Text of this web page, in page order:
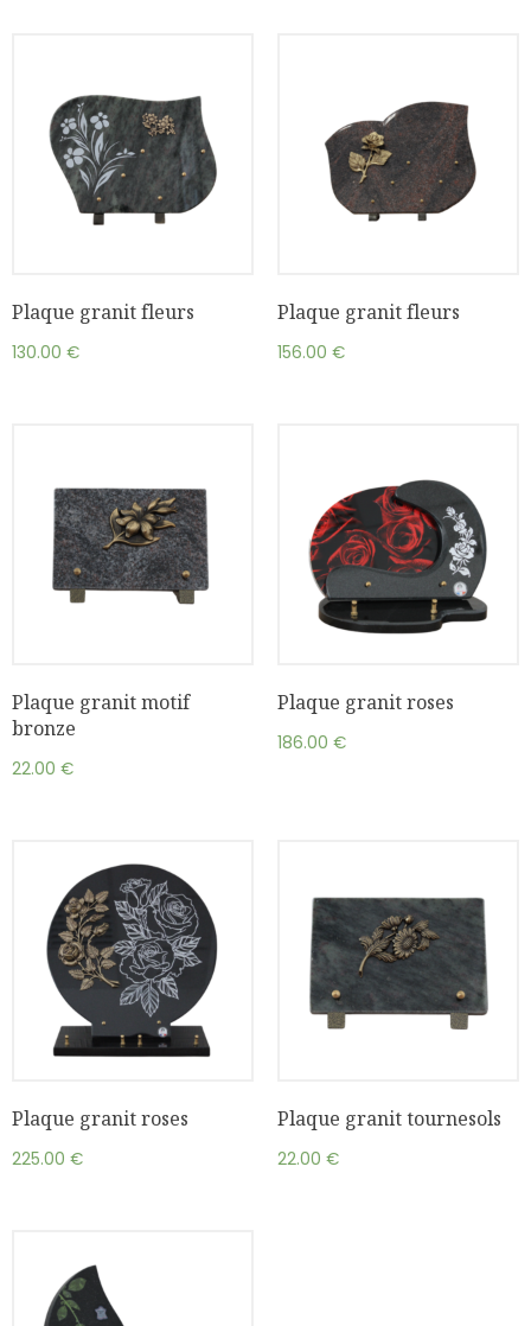
Plaque granit fleurs
130.00 €
Plaque granit fleurs
156.00 €
Plaque granit motif
bronze
22.00 €
Plaque granit roses
186.00 €
Plaque granit roses
225.00 €
Plaque granit tournesols
22.00 €